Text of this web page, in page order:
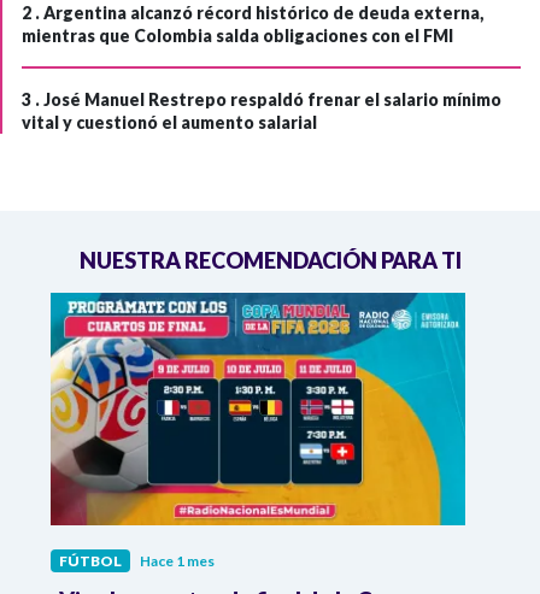
2 .Argentina alcanzó récord histórico de deuda externa,
mientras que Colombia salda obligaciones con el FMI
3 .José Manuel Restrepo respaldó frenar el salario mínimo
vital y cuestionó el aumento salarial
NUESTRA RECOMENDACIÓN PARA TI
FÚTBOL Hace 1 mes